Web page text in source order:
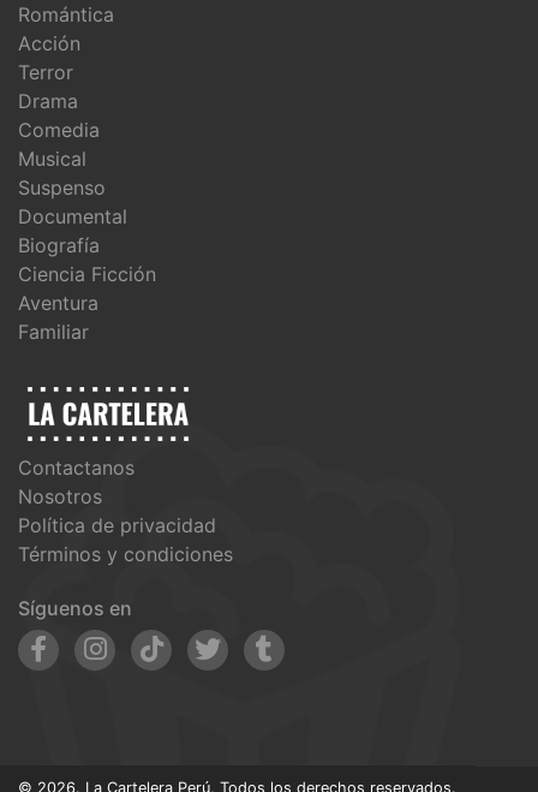
Romántica
Acción
Terror
Drama
Comedia
Musical
Suspenso
Documental
Biografía
Ciencia Ficción
Aventura
Familiar
Contactanos
Nosotros
Política de privacidad
Términos y condiciones
Síguenos en
© 2026. La Cartelera Perú, Todos los derechos reservados.